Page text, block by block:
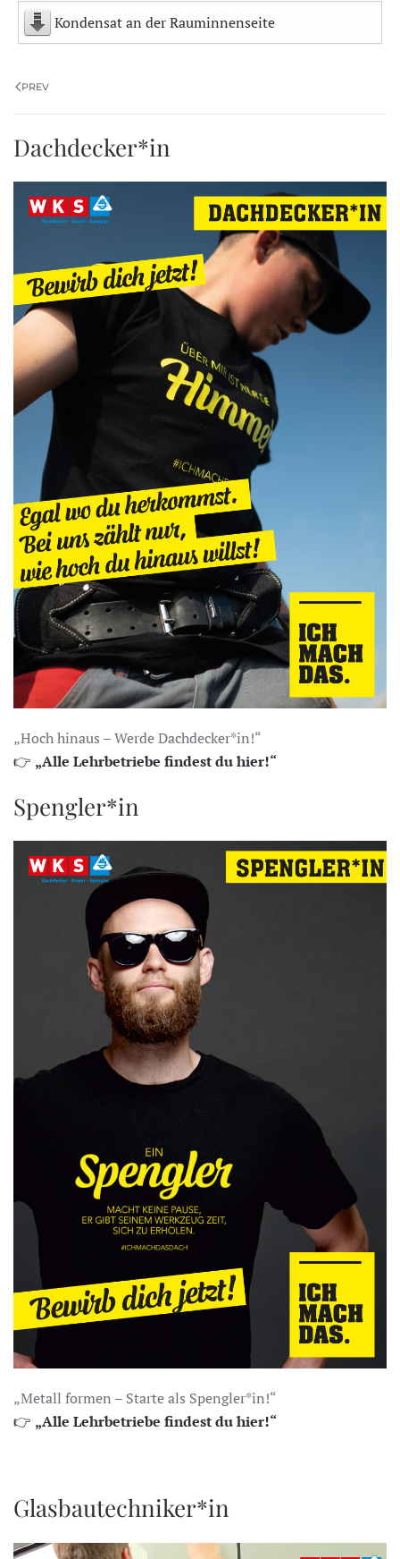
Kondensat an der Rauminnenseite
PREV
Dachdecker*in
„Hoch hinaus – Werde Dachdecker*in!“
👉 „Alle Lehrbetriebe findest du hier!“
Spengler*in
„Metall formen – Starte als Spengler*in!“
👉 „Alle Lehrbetriebe findest du hier!“
Glasbautechniker*in